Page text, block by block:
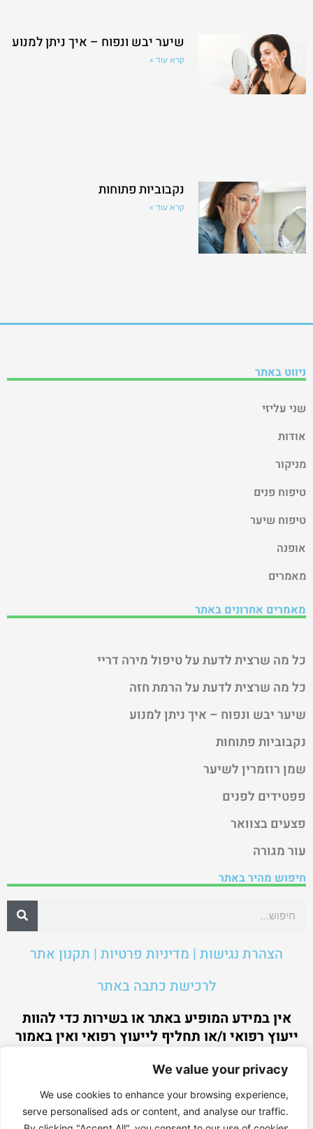
We value your privacy
We use cookies to enhance your browsing experience,
serve personalised ads or content, and analyse our traffic.
שיער יבש ונפוח – איך ניתן למנוע
קרא עוד »
נקבוביות פתוחות
קרא עוד »
ניווט באתר
שני עליזי
אודות
מניקור
טיפוח פנים
טיפוח שיער
אופנה
מאמרים
מאמרים אחרונים באתר
כל מה שרצית לדעת על טיפול מירה דריי
כל מה שרצית לדעת על הרמת חזה
שיער יבש ונפוח – איך ניתן למנוע
נקבוביות פתוחות
שמן רוזמרין לשיער
פפטידים לפנים
פצעים בצוואר
עור מגורה
חיפוש מהיר באתר
הצהרת נגישות | מדיניות פרטיות | תקנון אתר
לרכישת כתבה באתר
אין במידע המופיע באתר או בשירות כדי להוות
ייעוץ רפואי ו/או תחליף לייעוץ רפואי ואין באמור
ספציפיות, לחוות דעה או להביע עמדה ביחס
למקרה מסוים.